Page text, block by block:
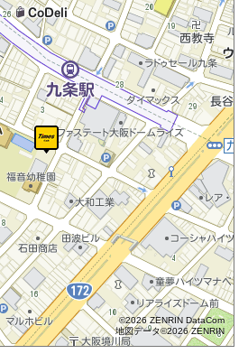
©2026 ZENRIN DataCom
地図データ©2026 ZENRIN